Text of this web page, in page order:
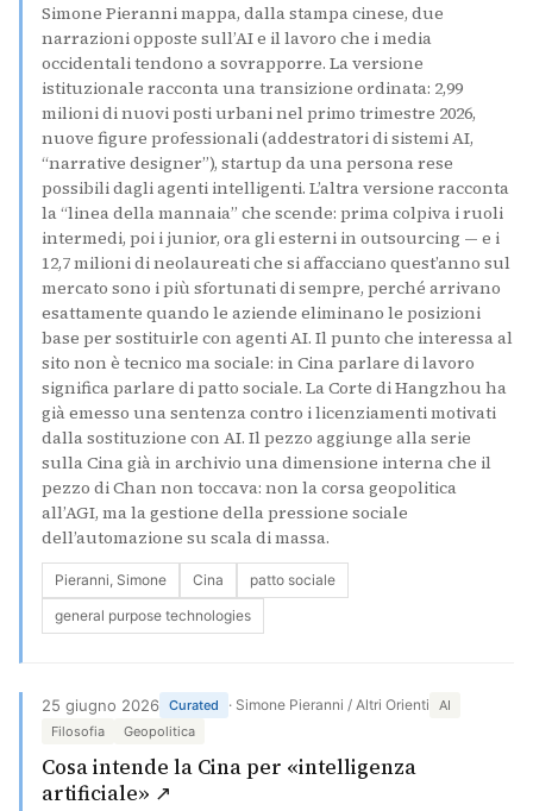
Simone Pieranni mappa, dalla stampa cinese, due
narrazioni opposte sull’AI e il lavoro che i media
occidentali tendono a sovrapporre. La versione
istituzionale racconta una transizione ordinata: 2,99
milioni di nuovi posti urbani nel primo trimestre 2026,
nuove figure professionali (addestratori di sistemi AI,
“narrative designer”), startup da una persona rese
possibili dagli agenti intelligenti. L’altra versione racconta
la “linea della mannaia” che scende: prima colpiva i ruoli
intermedi, poi i junior, ora gli esterni in outsourcing — e i
12,7 milioni di neolaureati che si affacciano quest’anno sul
mercato sono i più sfortunati di sempre, perché arrivano
esattamente quando le aziende eliminano le posizioni
base per sostituirle con agenti AI. Il punto che interessa al
sito non è tecnico ma sociale: in Cina parlare di lavoro
significa parlare di patto sociale. La Corte di Hangzhou ha
già emesso una sentenza contro i licenziamenti motivati
dalla sostituzione con AI. Il pezzo aggiunge alla serie
sulla Cina già in archivio una dimensione interna che il
pezzo di Chan non toccava: non la corsa geopolitica
all’AGI, ma la gestione della pressione sociale
dell’automazione su scala di massa.
Pieranni, Simone Cina
patto sociale
general purpose technologies
25 giugno 2026 Curated · Simone Pieranni / Altri Orienti
AI
Filosofia
Geopolitica
Cosa intende la Cina per «intelligenza
artificiale» ↗